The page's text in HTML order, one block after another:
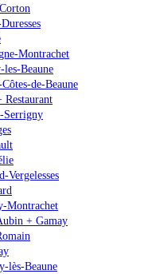
Montrachet
les-Beaune
de-Beaune
Restaurant
Serrigny
Vergelesses
Montrachet
+ Gamay
lès-Beaune